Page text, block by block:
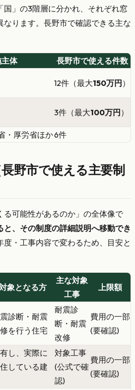
国」の3階層に分かれ、それぞれ窓
なります。長野市で確認できる主な
体
長野市で使える件数
12件（最大150万円）
3件（最大100万円）
・厚労省ほか6件
野市で使える主要制
る可能性があるのか」の全体像で
と、その制度の詳細説明へ移動でき
度・工事内容で変わるため、目安と
象となる方
主な対象
工事
上限額
診断・耐震
を行う住宅
耐震診
断・耐震
改修
費用の一部
(要確認)
し、実際に
している建
対象工事
(公式で確
認)
費用の一部
(要確認)